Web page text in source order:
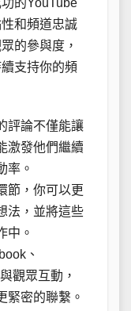
的YouTube
和頻道忠誠
的參與度，
支持你的頻
評論不僅能讓
激發他們繼續
率。
節，你可以更
法，並將這些
中。
、
觀眾互動，
緊密的聯繫。